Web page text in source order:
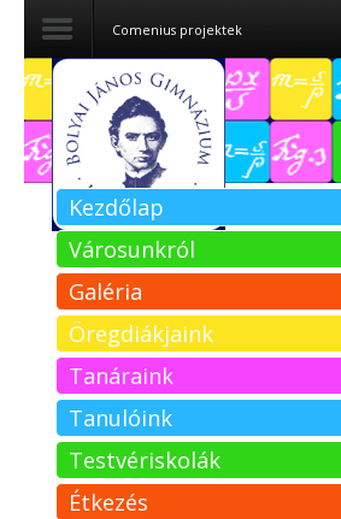
Dokumentumok
Felvételizőknek
Pályázatok
Tehetségpont
Közérdekű
adatok
Tanárjelölteknek
Comenius projektek
Kezdőlap
Városunkról
Galéria
Öregdiákjaink
Tanáraink
Tanulóink
Testvériskolák
Étkezés